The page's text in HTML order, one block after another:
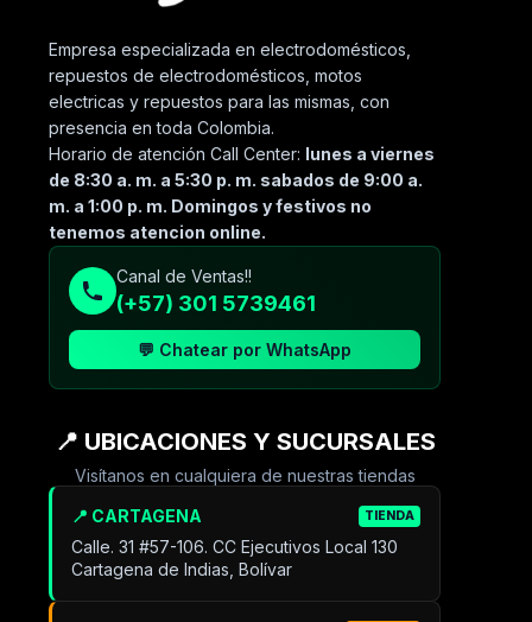
Empresa especializada en electrodomésticos,
repuestos de electrodomésticos, motos
electricas y repuestos para las mismas, con
presencia en toda Colombia.
Horario de atención Call Center: lunes a viernes
de 8:30 a. m. a 5:30 p. m. sabados de 9:00 a.
m. a 1:00 p. m. Domingos y festivos no
tenemos atencion online.
Canal de Ventas!!
(+57) 301 5739461
💬 Chatear por WhatsApp
📍 UBICACIONES Y SUCURSALES
Visítanos en cualquiera de nuestras tiendas
📍 CARTAGENA TIENDA
Calle. 31 #57-106. CC Ejecutivos Local 130
Cartagena de Indias, Bolívar